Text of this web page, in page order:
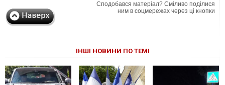
Сподобався матеріал? Сміливо поділися
ним в соцмережах через ці кнопки
ІНШІ НОВИНИ ПО ТЕМІ